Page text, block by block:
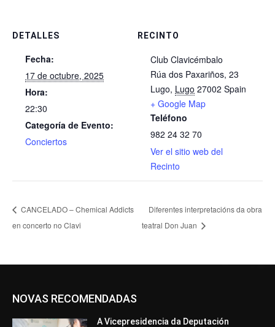
DETALLES
Fecha:
17 de octubre, 2025
Hora:
22:30
Categoría de Evento:
Conciertos
RECINTO
Club Clavicémbalo
Rúa dos Paxariños, 23
Lugo, Lugo 27002 Spain
+ Google Map
Teléfono
982 24 32 70
Ver el sitio web del
Recinto
CANCELADO – Chemical Addicts
en concerto no Clavi
Diferentes interpretacións da obra
teatral Don Juan
NOVAS RECOMENDADAS
A Vicepresidencia da Deputación